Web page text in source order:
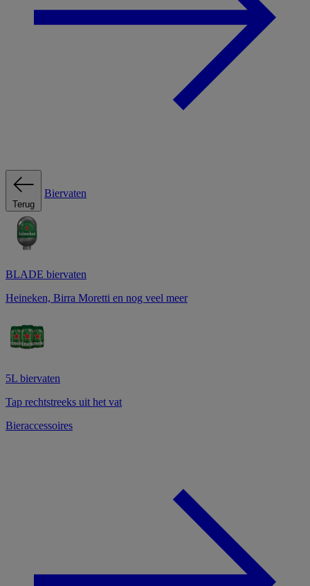
Terug
Biervaten
BLADE biervaten
Heineken, Birra Moretti en nog veel meer
5L biervaten
Tap rechtstreeks uit het vat
Bieraccessoires